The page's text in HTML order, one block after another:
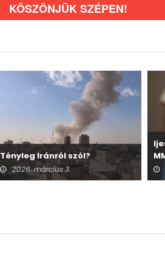
KÖSZÖNJÜK SZÉPEN!
Tényleg Iránról szól?
2026. március 3.